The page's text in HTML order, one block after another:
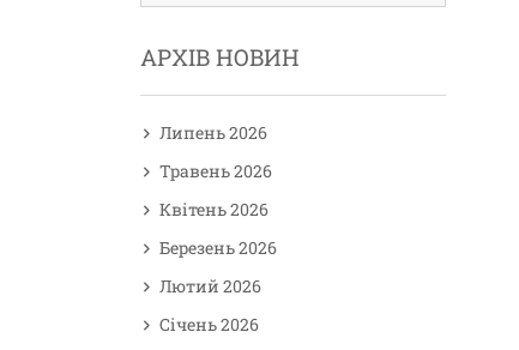
АРХІВ НОВИН
Липень 2026
Травень 2026
Квітень 2026
Березень 2026
Лютий 2026
Січень 2026